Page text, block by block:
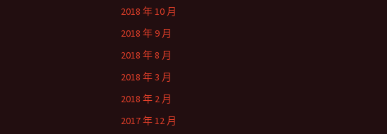
2018 年 10 月
2018 年 9 月
2018 年 8 月
2018 年 3 月
2018 年 2 月
2017 年 12 月